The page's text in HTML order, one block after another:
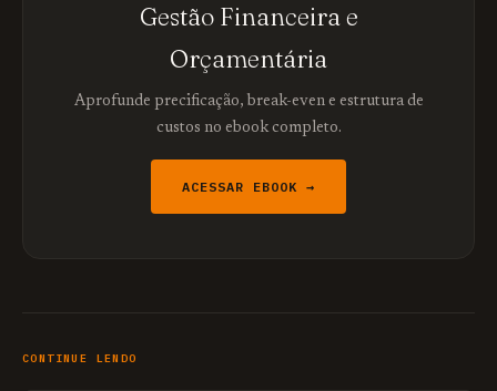
Gestão Financeira e
Orçamentária
Aprofunde precificação, break-even e estrutura de
custos no ebook completo.
ACESSAR EBOOK →
CONTINUE LENDO